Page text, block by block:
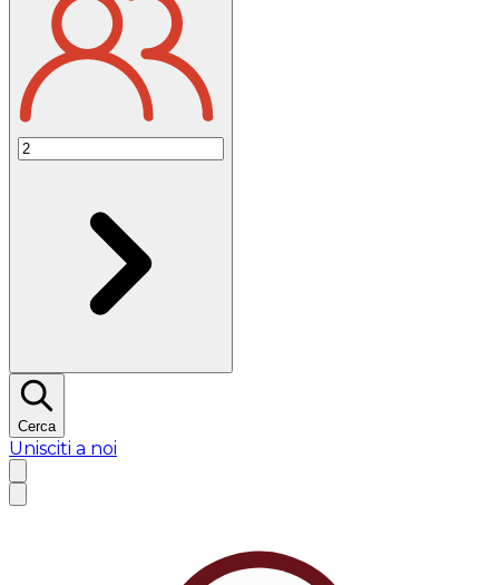
Cerca
Unisciti a noi